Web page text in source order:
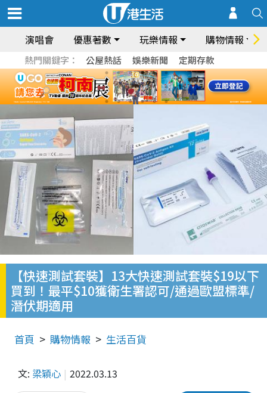
演唱會 優惠著數 玩樂情報 購物情報
熱門關鍵字： 公屋熱話 娛樂新聞 定期存款
【快速測試套裝】13大快速測試套裝$19以下
買到！最平$10獲衛生署認可/通過歐盟標準/
潛伏期適用
首頁 購物情報 生活百貨
文: 梁穎心 2022.03.13